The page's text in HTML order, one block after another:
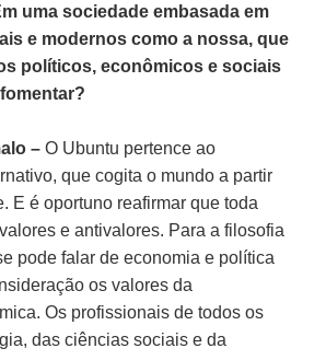
uma sociedade embasada em
e modernos como a nossa, que
políticos, econômicos e sociais
– O Ubuntu pertence ao
que cogita o mundo a partir
E é oportuno reafirmar que toda
e antivalores. Para a filosofia
pode falar de economia e política
os valores da
Os profissionais de todos os
das ciências sociais e da